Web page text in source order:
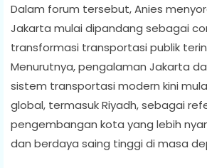
Dalam forum tersebut, Anies
Jakarta mulai dipandang sebagai
transformasi transportasi publik
Menurutnya, pengalaman Jakarta
sistem transportasi modern kini
global, termasuk Riyadh, sebagai
pengembangan kota yang lebih
dan berdaya saing tinggi di masa